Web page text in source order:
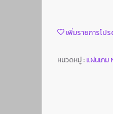
เพิ่มรายการโป
หมวดหมู่ :แผ่นเกม